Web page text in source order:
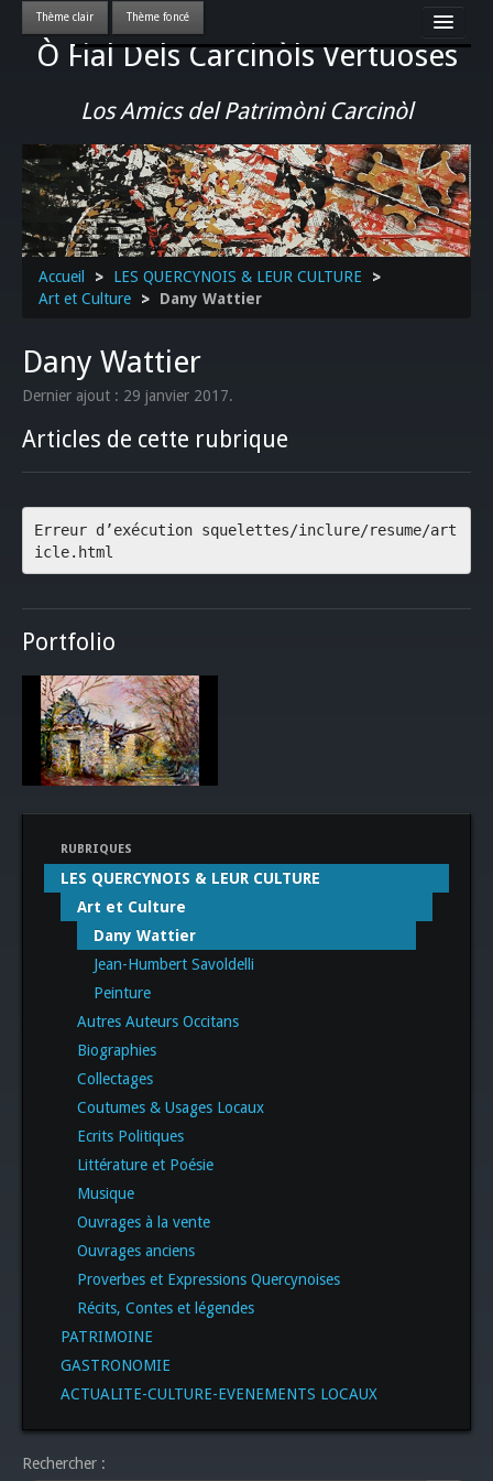
Ò Fial Dels Carcinòls Vertuoses
Los Amics del Patrimòni Carcinòl
Accueil
LES QUERCYNOIS & LEUR CULTURE
PATRIMOINE
GASTRONOMIE
ACTUALITE-CULTURE-EVENEMENTS LOCAUX
>>
Accueil > LES QUERCYNOIS & LEUR CULTURE
>
Art et Culture
> Dany Wattier
Dany Wattier
Dernier ajout : 29 janvier 2017.
Articles de cette rubrique
Erreur d’exécution squelettes/inclure/resume/art
icle.html
Portfolio
RUBRIQUES
LES QUERCYNOIS & LEUR CULTURE
Art et Culture
Dany Wattier
Jean-Humbert Savoldelli
Peinture
Autres Auteurs Occitans
Biographies
Collectages
Coutumes & Usages Locaux
Ecrits Politiques
Littérature et Poésie
Musique
Ouvrages à la vente
Ouvrages anciens
Proverbes et Expressions Quercynoises
Récits, Contes et légendes
PATRIMOINE
GASTRONOMIE
ACTUALITE-CULTURE-EVENEMENTS LOCAUX
Rechercher :